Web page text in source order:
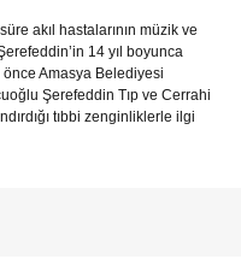
akıl hastalarının müzik ve
14 yıl boyunca
önce Amasya Belediyesi
Şerefeddin Tıp ve Cerrahi
tıbbi zenginliklerle ilgi